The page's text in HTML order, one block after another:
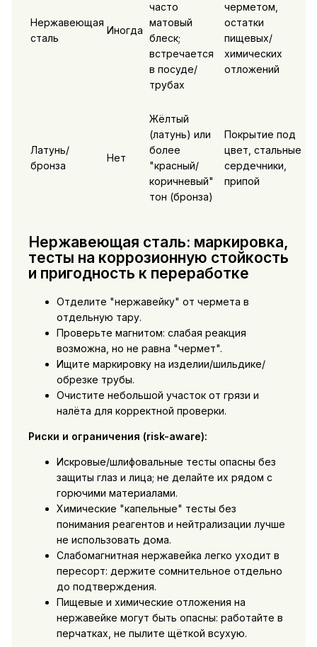
Нержавеющая
сталь
Иногда
часто
матовый
блеск;
встречается
в посуде/
трубах
черметом,
остатки
пищевых/
химических
отложений
Латунь/
бронза
Нет
Жёлтый
(латунь) или
более
"красный/
коричневый"
тон (бронза)
Покрытие под
цвет, стальные
сердечники,
припой
Нержавеющая сталь: маркировка,
тесты на коррозионную стойкость
и пригодность к переработке
Отделите "нержавейку" от чермета в
отдельную тару.
Проверьте магнитом: слабая реакция
возможна, но не равна "чермет".
Ищите маркировку на изделии/шильдике/
обрезке трубы.
Очистите небольшой участок от грязи и
налёта для корректной проверки.
Риски и ограничения (risk-aware):
Искровые/шлифовальные тесты опасны без
защиты глаз и лица; не делайте их рядом с
горючими материалами.
Химические "капельные" тесты без
понимания реагентов и нейтрализации лучше
не использовать дома.
Слабомагнитная нержавейка легко уходит в
пересорт: держите сомнительное отдельно
до подтверждения.
Пищевые и химические отложения на
нержавейке могут быть опасны: работайте в
перчатках, не пылите щёткой всухую.